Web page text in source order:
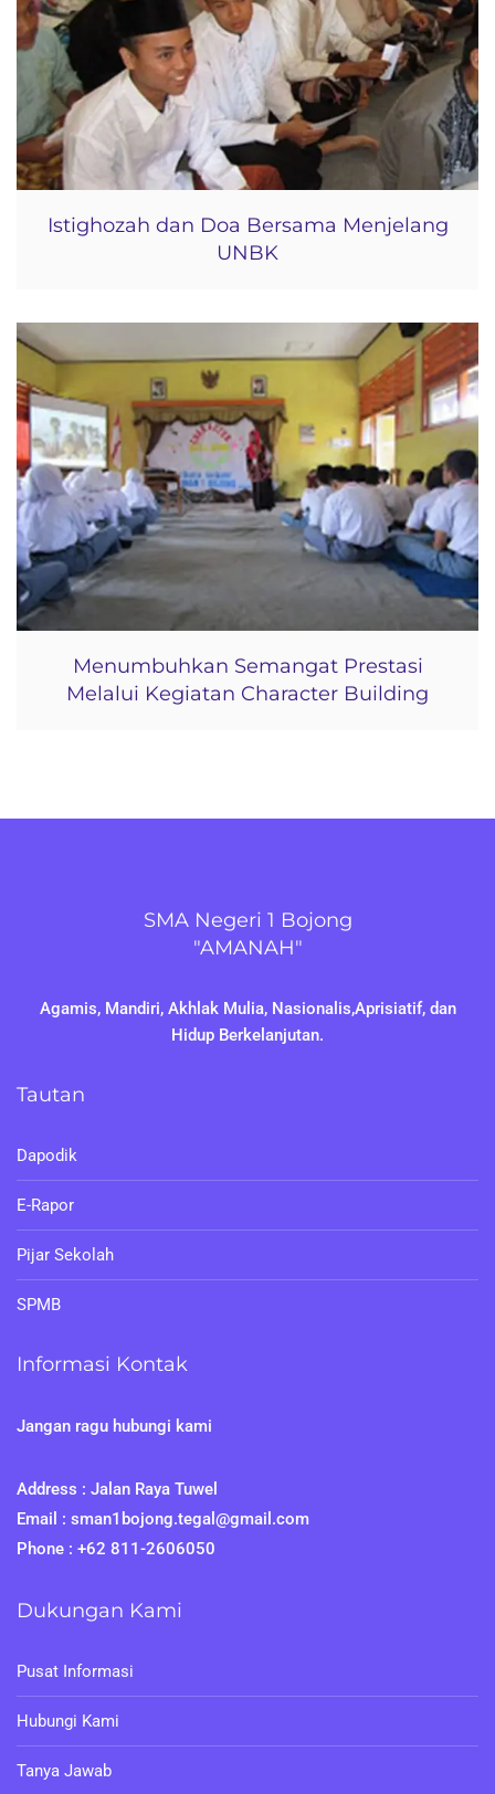
Istighozah dan Doa Bersama Menjelang
UNBK
Menumbuhkan Semangat Prestasi
Melalui Kegiatan Character Building
SMA Negeri 1 Bojong
"AMANAH"
Agamis, Mandiri, Akhlak Mulia, Nasionalis,Aprisiatif, dan
Hidup Berkelanjutan.
Tautan
Dapodik
E-Rapor
Pijar Sekolah
SPMB
Informasi Kontak
Jangan ragu hubungi kami
Address : Jalan Raya Tuwel
Email : sman1bojong.tegal@gmail.com
Phone : +62 811-2606050
Dukungan Kami
Pusat Informasi
Hubungi Kami
Tanya Jawab